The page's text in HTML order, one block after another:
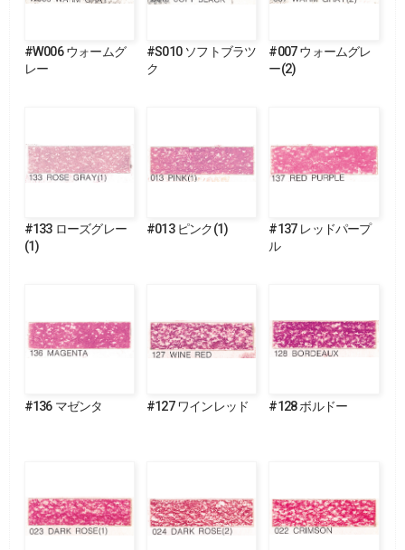
#W006 ウォームグ
レー
#S010 ソフトブラツ
ク
#007 ウォームグレ
ー(2)
#133 ローズグレー
(1)
#013 ピンク(1)
#137 レッドパープ
ル
#136 マゼンタ #127 ワインレッド #128 ボルドー